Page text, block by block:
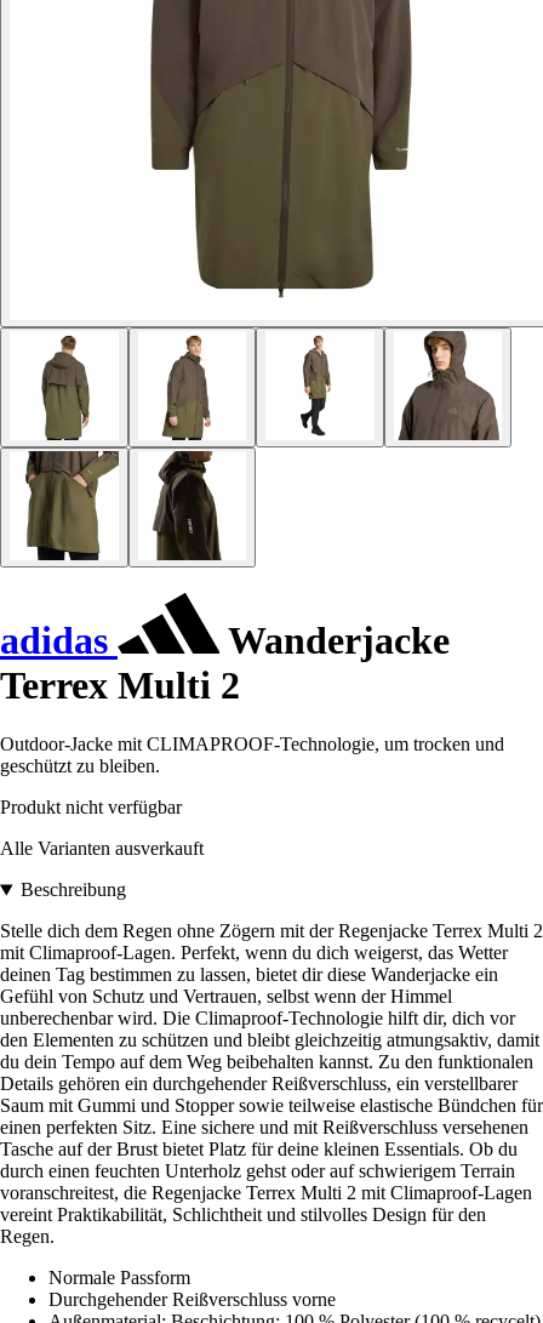
adidas
Wanderjacke
Terrex Multi 2
Outdoor-Jacke mit CLIMAPROOF-Technologie, um trocken und
geschützt zu bleiben.
Produkt nicht verfügbar
Alle Varianten ausverkauft
Beschreibung
Stelle dich dem Regen ohne Zögern mit der Regenjacke Terrex Multi 2
mit Climaproof-Lagen. Perfekt, wenn du dich weigerst, das Wetter
deinen Tag bestimmen zu lassen, bietet dir diese Wanderjacke ein
Gefühl von Schutz und Vertrauen, selbst wenn der Himmel
unberechenbar wird. Die Climaproof-Technologie hilft dir, dich vor
den Elementen zu schützen und bleibt gleichzeitig atmungsaktiv, damit
du dein Tempo auf dem Weg beibehalten kannst. Zu den funktionalen
Details gehören ein durchgehender Reißverschluss, ein verstellbarer
Saum mit Gummi und Stopper sowie teilweise elastische Bündchen für
einen perfekten Sitz. Eine sichere und mit Reißverschluss versehenen
Tasche auf der Brust bietet Platz für deine kleinen Essentials. Ob du
durch einen feuchten Unterholz gehst oder auf schwierigem Terrain
voranschreitest, die Regenjacke Terrex Multi 2 mit Climaproof-Lagen
vereint Praktikabilität, Schlichtheit und stilvolles Design für den
Regen.
Normale Passform
Durchgehender Reißverschluss vorne